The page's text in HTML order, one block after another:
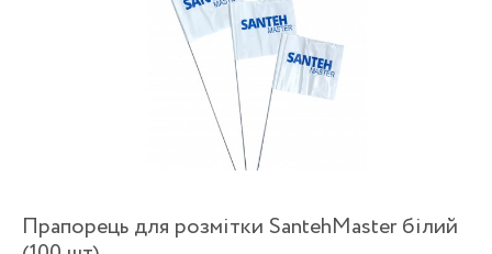
Прапорець для розмітки SantehMaster білий